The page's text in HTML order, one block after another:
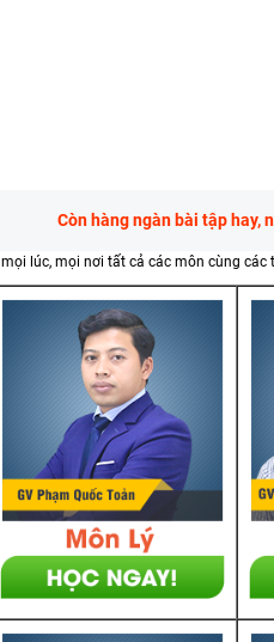
Còn hàng ngàn bài tập hay,
mọi lúc, mọi nơi tất cả các môn cùng các